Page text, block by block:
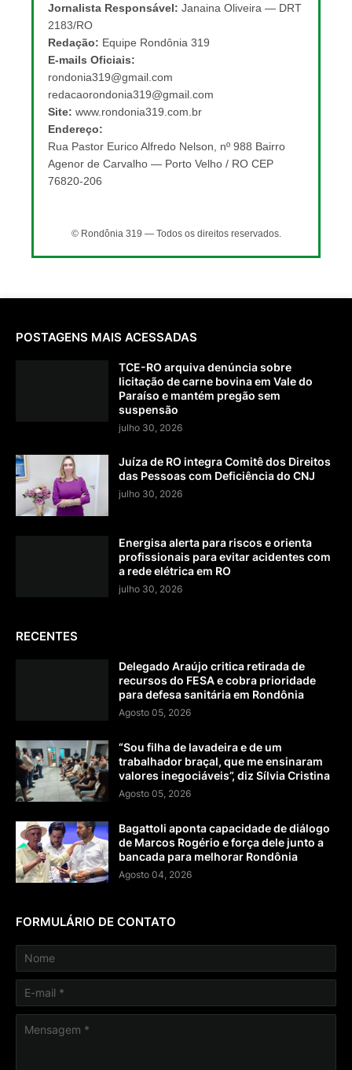
Jornalista Responsável: Janaina Oliveira — DRT
2183/RO
Redação: Equipe Rondônia 319
E-mails Oficiais:
rondonia319@gmail.com
redacaorondonia319@gmail.com
Site: www.rondonia319.com.br
Endereço:
Rua Pastor Eurico Alfredo Nelson, nº 988 Bairro
Agenor de Carvalho — Porto Velho / RO CEP
76820-206
© Rondônia 319 — Todos os direitos reservados.
POSTAGENS MAIS ACESSADAS
TCE-RO arquiva denúncia sobre
licitação de carne bovina em Vale do
Paraíso e mantém pregão sem
suspensão
julho 30, 2026
Juíza de RO integra Comitê dos Direitos
das Pessoas com Deficiência do CNJ
julho 30, 2026
Energisa alerta para riscos e orienta
profissionais para evitar acidentes com
a rede elétrica em RO
julho 30, 2026
RECENTES
Delegado Araújo critica retirada de
recursos do FESA e cobra prioridade
para defesa sanitária em Rondônia
Agosto 05, 2026
“Sou filha de lavadeira e de um
trabalhador braçal, que me ensinaram
valores inegociáveis”, diz Sílvia Cristina
Agosto 05, 2026
Bagattoli aponta capacidade de diálogo
de Marcos Rogério e força dele junto a
bancada para melhorar Rondônia
Agosto 04, 2026
FORMULÁRIO DE CONTATO